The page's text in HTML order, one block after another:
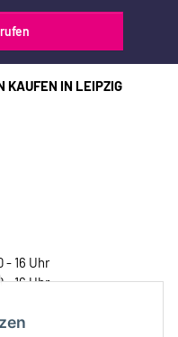
KAUFEN IN LEIPZIG
- 16 Uhr
10 - 16 Uhr
- 18 Uhr